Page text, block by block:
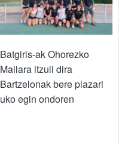
Batgirls-ak Ohorezko
Mailara itzuli dira
Bartzelonak bere plazari
uko egin ondoren